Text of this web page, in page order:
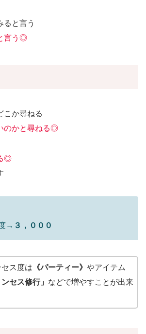
ると言う
言う◎
こか尋ねる
のかと尋ねる◎
◎
→ ３，０００
ス度は 《パーティー》 やアイテム
ンセス修行」 などで増やすことが出来